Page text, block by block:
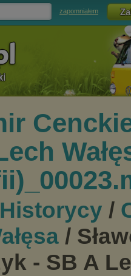
zapomniałem
Historycy /
/
- SB A